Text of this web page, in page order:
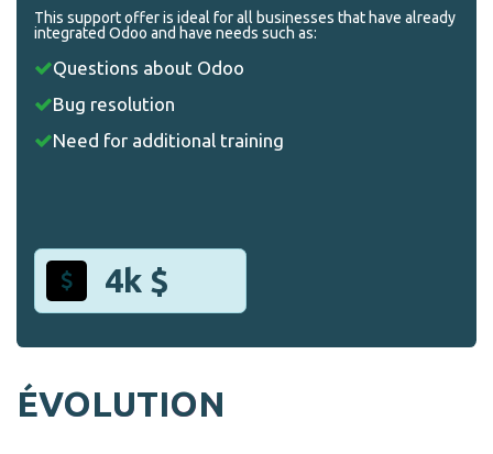
This support offer is ideal for all businesses that have already
integrated Odoo and have needs such as:
Questions about Odoo
Bug resolution
Need for additional training
4k $
ÉVOLUTION